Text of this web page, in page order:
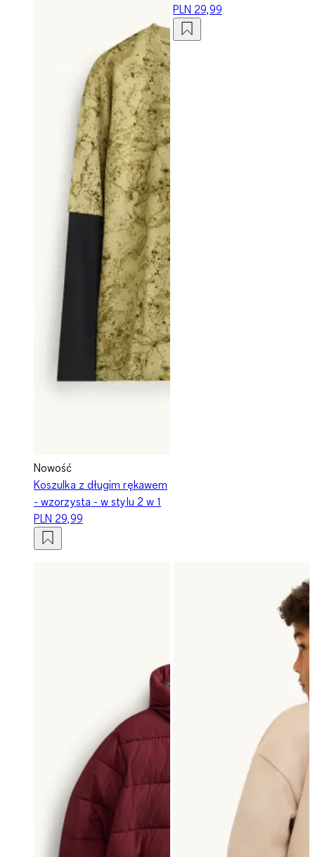
Nowość
Koszulka z długim rękawem
- wzorzysta - w stylu 2 w 1
PLN 29,99
PLN 29,99